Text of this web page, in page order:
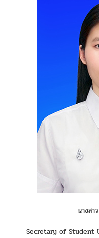
นางสา
Secretary of Student